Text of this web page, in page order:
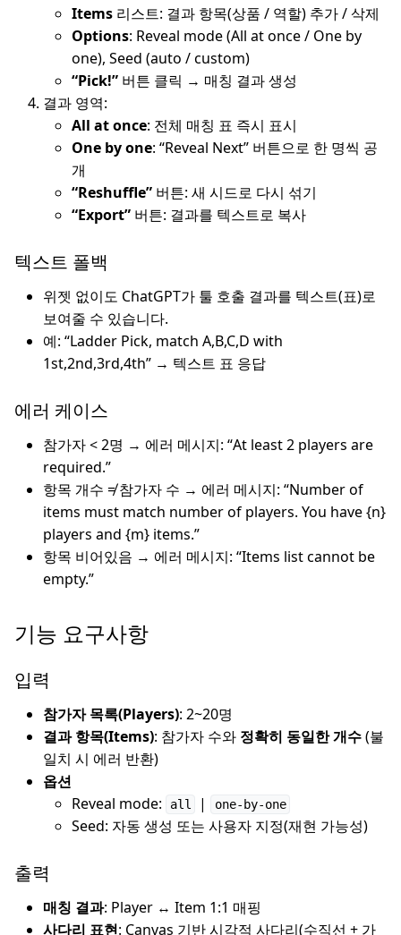
Items 리스트: 결과 항목(상품 / 역할) 추가 / 삭제
Options: Reveal mode (All at once / One by
one), Seed (auto / custom)
“Pick!” 버튼 클릭 → 매칭 결과 생성
결과 영역:
All at once: 전체 매칭 표 즉시 표시
One by one: “Reveal Next” 버튼으로 한 명씩 공
개
“Reshuffle” 버튼: 새 시드로 다시 섞기
“Export” 버튼: 결과를 텍스트로 복사
텍스트 폴백
위젯 없이도 ChatGPT가 툴 호출 결과를 텍스트(표)로
보여줄 수 있습니다.
예: “Ladder Pick, match A,B,C,D with
1st,2nd,3rd,4th” → 텍스트 표 응답
에러 케이스
참가자 < 2명 → 에러 메시지: “At least 2 players are
required.”
항목 개수 ≠ 참가자 수 → 에러 메시지: “Number of
items must match number of players. You have {n}
players and {m} items.”
항목 비어있음 → 에러 메시지: “Items list cannot be
empty.”
기능 요구사항
입력
참가자 목록(Players): 2~20명
결과 항목(Items): 참가자 수와 정확히 동일한 개수(불
일치 시 에러 반환)
옵션
Reveal mode:
all | one-by-one
Seed: 자동 생성 또는 사용자 지정(재현 가능성)
출력
매칭 결과: Player ↔ Item 1:1 매핑
사다리 표현: Canvas 기반 시각적 사다리(수직선 + 가